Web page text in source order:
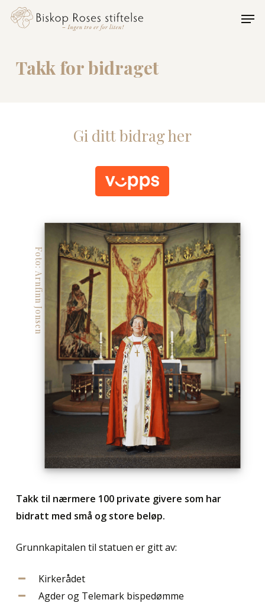
Skip
contentTakk for bidraget
Gi ditt bidrag her
Foto: Arnfinn Jonsen
Takk til nærmere 100 private givere som har
bidratt med små og store beløp.
Grunnkapitalen til statuen er gitt av:
Kirkerådet
Agder og Telemark bispedømme